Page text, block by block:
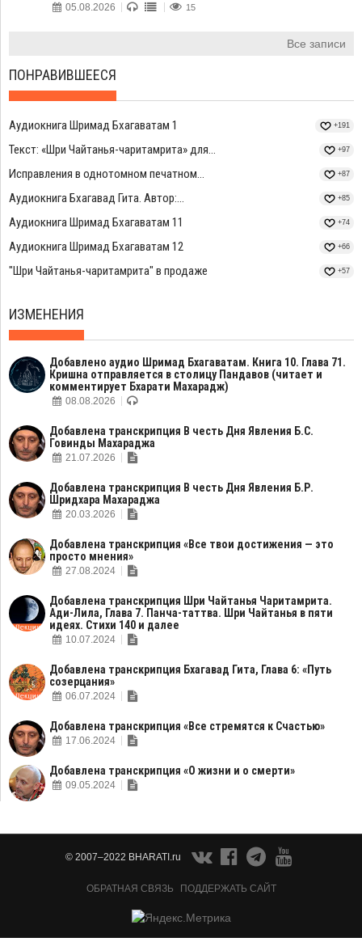
05.08.2026 15
Все записи
ПОНРАВИВШЕЕСЯ
Аудиокнига Шримад Бхагаватам 1 +191
Текст: «Шри Чайтанья-чаритамрита» для... +97
Исправления в однотомном печатном... +87
Аудиокнига Бхагавад Гита. Автор:... +85
Аудиокнига Шримад Бхагаватам 11 +74
Аудиокнига Шримад Бхагаватам 12 +66
"Шри Чайтанья-чаритамрита" в продаже +57
ИЗМЕНЕНИЯ
Добавлено аудио Шримад Бхагаватам. Книга 10. Глава 71.
Кришна отправляется в столицу Пандавов (читает и
комментирует Бхарати Махарадж)
08.08.2026
Добавлена транскрипция В честь Дня Явления Б.С.
Говинды Махараджа
21.07.2026
Добавлена транскрипция В честь Дня Явления Б.Р.
Шридхара Махараджа
20.03.2026
Добавлена транскрипция «Все твои достижения — это
просто мнения»
27.08.2024
Добавлена транскрипция Шри Чайтанья Чаритамрита.
Ади-Лила, Глава 7. Панча-таттва. Шри Чайтанья в пяти
идеях. Стихи 140 и далее
10.07.2024
Добавлена транскрипция Бхагавад Гита, Глава 6: «Путь
созерцания»
06.07.2024
Добавлена транскрипция «Все стремятся к Счастью»
17.06.2024
Добавлена транскрипция «О жизни и о смерти»
09.05.2024
© 2007–2022 BHARATI.ru
ОБРАТНАЯ СВЯЗЬ ПОДДЕРЖАТЬ САЙТ